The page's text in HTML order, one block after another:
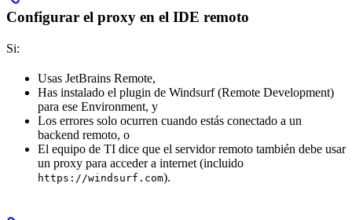
Configurar el proxy en el IDE remoto
Si:
Usas JetBrains Remote,
Has instalado el plugin de Windsurf (Remote Development)
para ese Environment, y
Los errores solo ocurren cuando estás conectado a un
backend remoto, o
El equipo de TI dice que el servidor remoto también debe usar
un proxy para acceder a internet (incluido
https://windsurf.com).